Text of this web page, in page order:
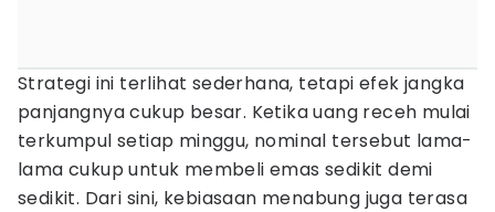
Strategi ini terlihat sederhana, tetapi efek jangka
panjangnya cukup besar. Ketika uang receh mulai
terkumpul setiap minggu, nominal tersebut lama-
lama cukup untuk membeli emas sedikit demi
sedikit. Dari sini, kebiasaan menabung juga terasa